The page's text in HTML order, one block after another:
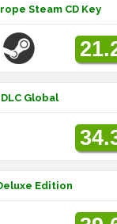
Steam CD Key
Global
Edition